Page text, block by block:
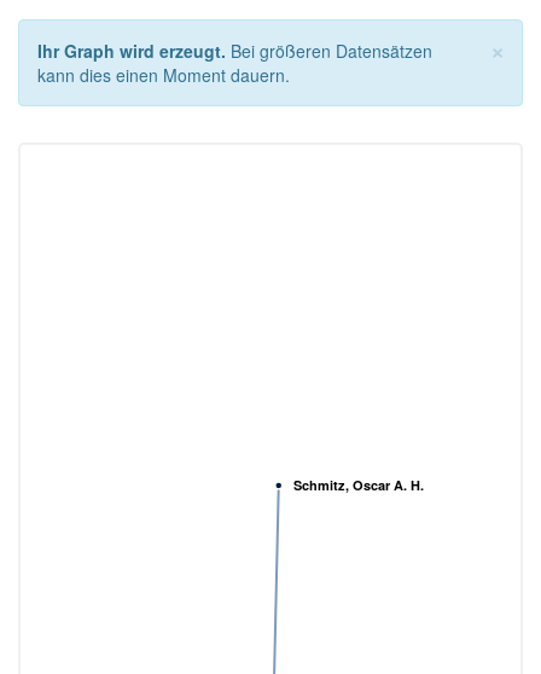
×
Ihr Graph wird erzeugt. Bei größeren Datensätzen
kann dies einen Moment dauern.
Schmitz, Oscar A. H.